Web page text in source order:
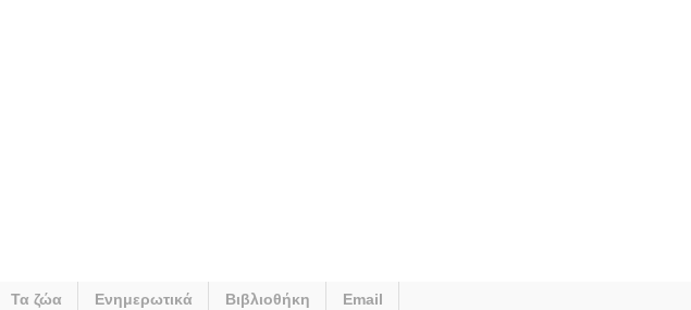
Τα ζώα Ενημερωτικά Βιβλιοθήκη Email